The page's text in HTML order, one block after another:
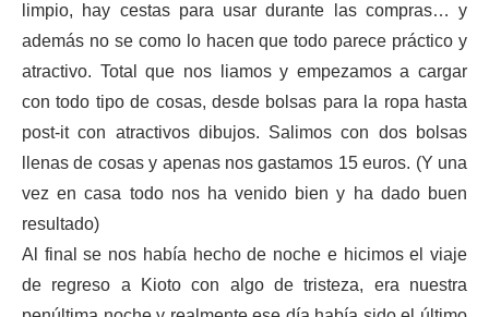
limpio, hay cestas para usar durante las compras… y
además no se como lo hacen que todo parece práctico y
atractivo. Total que nos liamos y empezamos a cargar
con todo tipo de cosas, desde bolsas para la ropa hasta
post-it con atractivos dibujos. Salimos con dos bolsas
llenas de cosas y apenas nos gastamos 15 euros. (Y una
vez en casa todo nos ha venido bien y ha dado buen
resultado)
Al final se nos había hecho de noche e hicimos el viaje
de regreso a Kioto con algo de tristeza, era nuestra